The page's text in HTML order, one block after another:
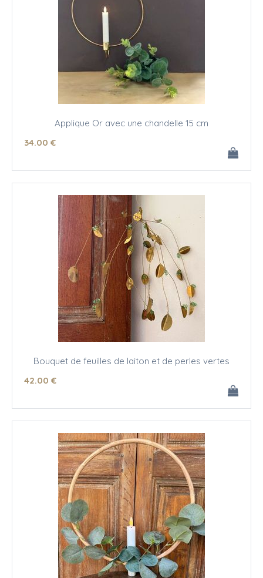
Applique Or avec une chandelle 15 cm
34.00 €
Bouquet de feuilles de laiton et de perles vertes
42.00 €